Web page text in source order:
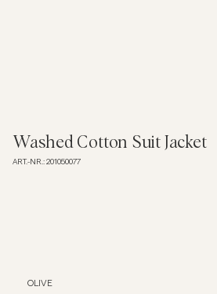
Hemden
Washed Cotton Suit Jacket
ART.-NR.: 201050077
OLIVE